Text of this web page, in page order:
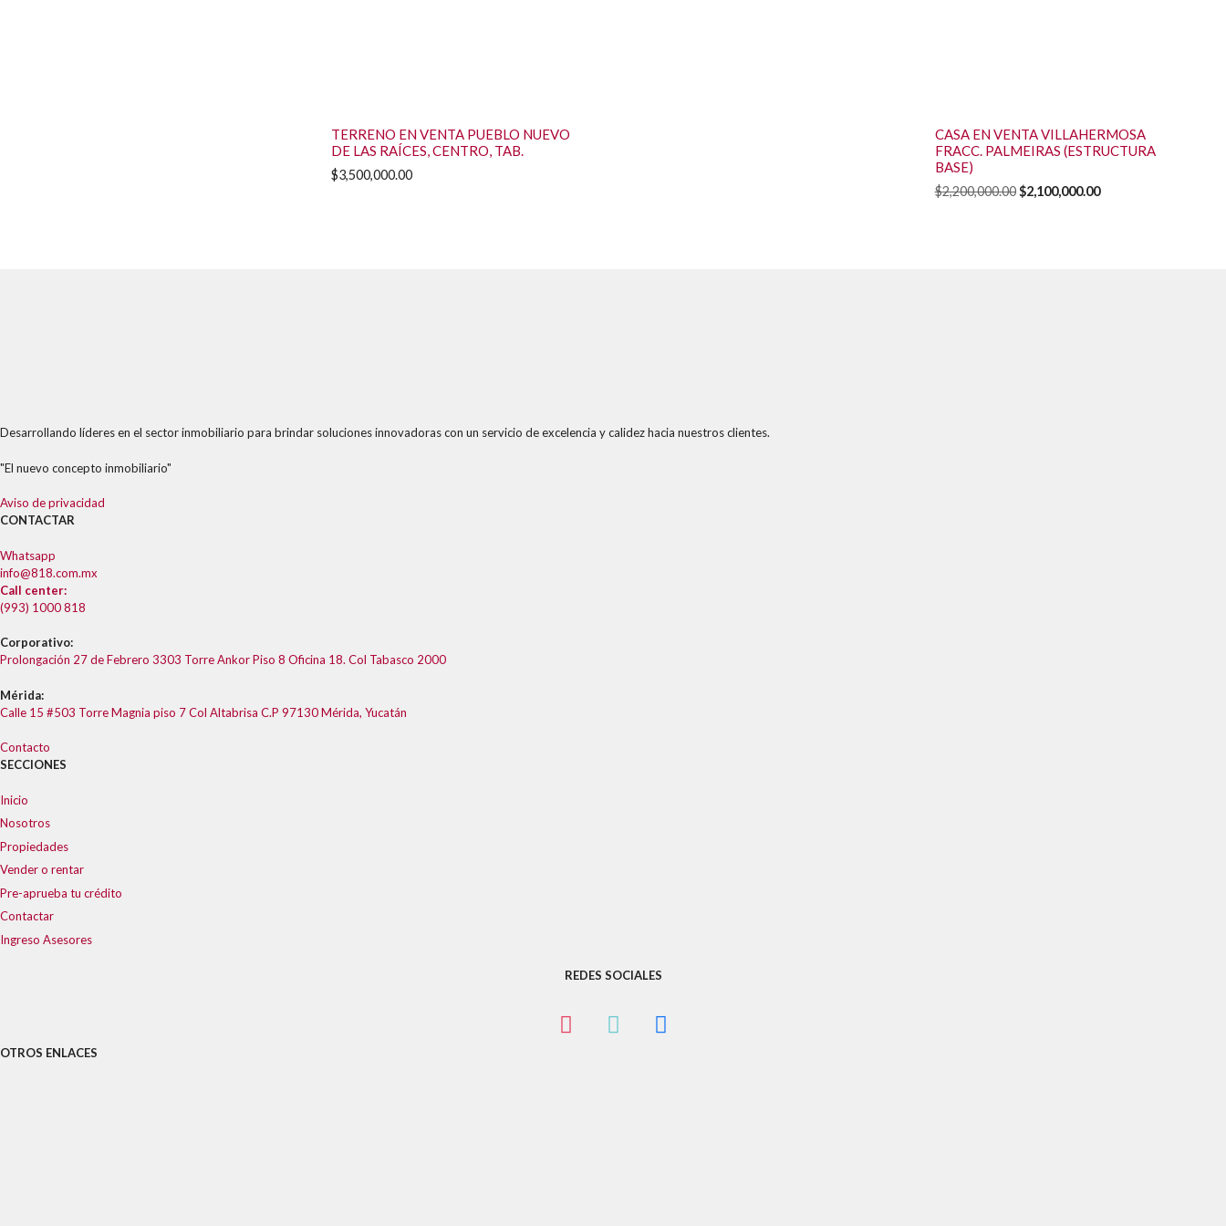
TERRENO EN VENTA PUEBLO NUEVO
DE LAS RAÍCES, CENTRO, TAB.
$3,500,000.00
CASA EN VENTA VILLAHERMOSA
FRACC. PALMEIRAS (ESTRUCTURA
BASE)
$2,200,000.00 Original
$2,100,000.00Current
Desarrollando líderes en el sector inmobiliario para brindar soluciones innovadoras con un servicio de excelencia y calidez hacia nuestros clientes.
"El nuevo concepto inmobiliario"
Aviso de privacidad
CONTACTAR
Whatsapp
info@818.com.mx
Call center:
(993) 1000 818
Corporativo:
Prolongación 27 de Febrero 3303 Torre Ankor Piso 8 Oficina 18. Col Tabasco 2000
Mérida:
Calle 15 #503 Torre Magnia piso 7 Col Altabrisa C.P 97130 Mérida, Yucatán
Contacto
SECCIONES
Inicio
Nosotros
Propiedades
Vender o rentar
Pre-aprueba tu crédito
Contactar
Ingreso Asesores
REDES SOCIALES
OTROS ENLACES